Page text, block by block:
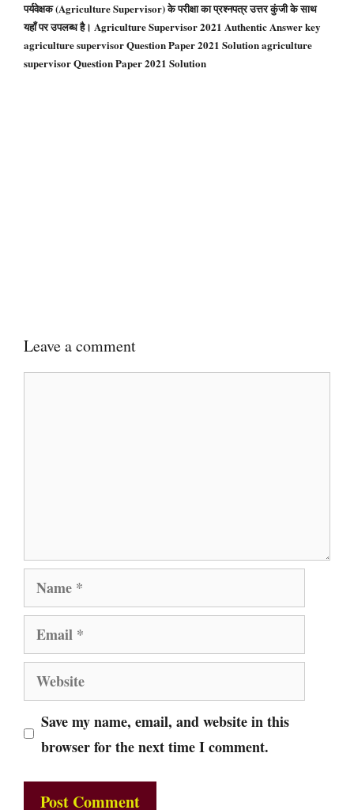
पर्यवेक्षक (Agriculture Supervisor) के परीक्षा का प्रश्नपत्र उत्तर कुंजी के साथ
यहाँ पर उपलब्ध है। Agriculture Supervisor 2021 Authentic Answer key
agriculture supervisor Question Paper 2021 Solution agriculture
supervisor Question Paper 2021 Solution
Leave a comment
Name
Email
Website
Save my name, email, and website in this
browser for the next time I comment.